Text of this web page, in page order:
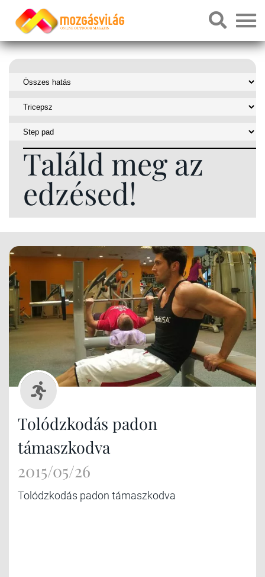
Találd meg az
edzésed!
Tolódzkodás padon
támaszkodva
2015/05/26
Tolódzkodás padon támaszkodva